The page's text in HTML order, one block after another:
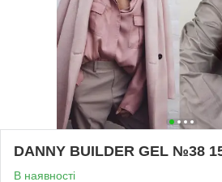
DANNY BUILDER GEL №38
В наявності